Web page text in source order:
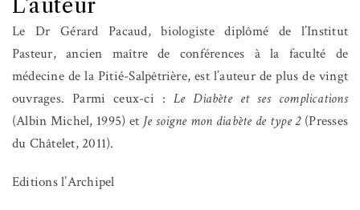
L’auteur
Le Dr Gérard Pacaud,biologiste diplômé de l’Institut
Pasteur, ancien maître de conférences à la faculté de
médecine de la Pitié-Salpêtrière, est l’auteur de plus de vingt
ouvrages. Parmi ceux-ci : Le Diabète et ses complications
(Albin Michel, 1995) et Je soigne mon diabète de type 2 (Presses
du Châtelet, 2011).
Editions l’Archipel